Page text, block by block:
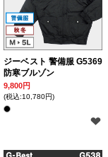
ジーベスト 警備服 G5369
防寒ブルゾン
9,800円
(税込:10,780円)